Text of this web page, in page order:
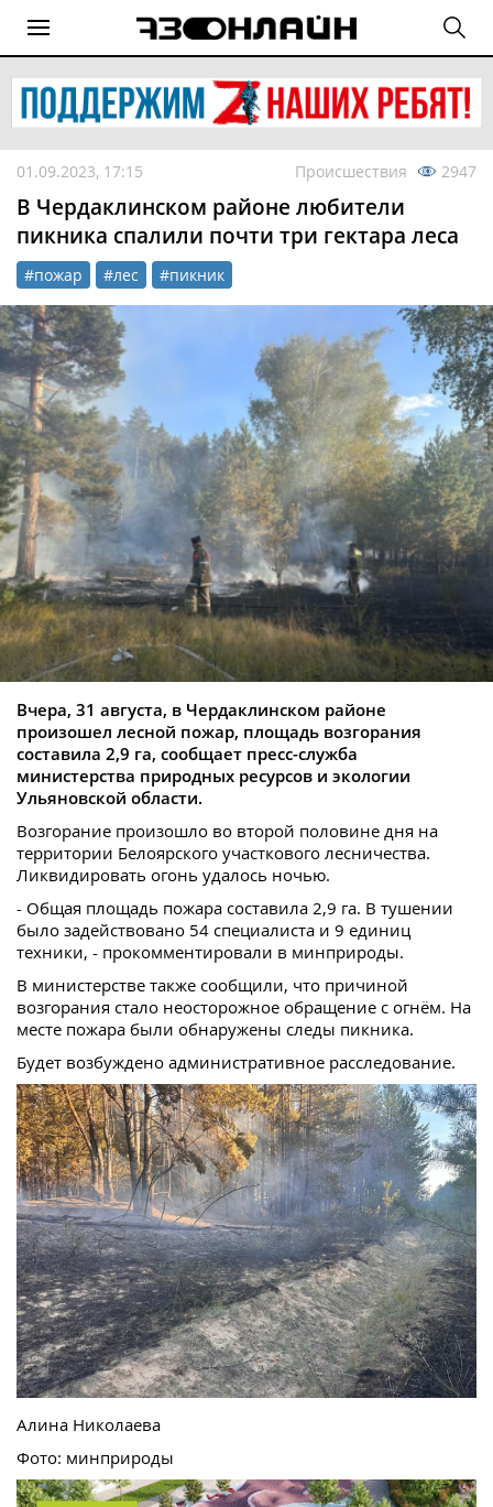
01.09.2023, 17:15 Происшествия 2947
В Чердаклинском районе любители
пикника спалили почти три гектара леса
#пожар #лес #пикник
Вчера, 31 августа, в Чердаклинском районе
произошел лесной пожар, площадь возгорания
составила 2,9 га, сообщает пресс-служба
министерства природных ресурсов и экологии
Ульяновской области.
Возгорание произошло во второй половине дня на
территории Белоярского участкового лесничества.
Ликвидировать огонь удалось ночью.
- Общая площадь пожара составила 2,9 га. В тушении
было задействовано 54 специалиста и 9 единиц
техники, - прокомментировали в минприроды.
В министерстве также сообщили, что причиной
возгорания стало неосторожное обращение с огнём. На
месте пожара были обнаружены следы пикника.
Будет возбуждено административное расследование.
Алина Николаева
Фото: минприроды